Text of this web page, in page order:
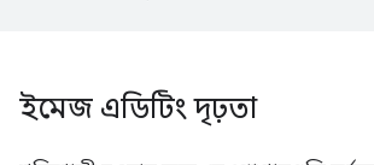
ইমেজ এডিটিং দৃঢ়তা